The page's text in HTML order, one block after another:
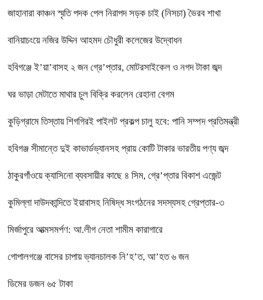
জাহানারা কাঞ্চন স্মৃতি পদক পেল নিরাপদ সড়ক চাই (নিসচা) ভৈরব শাখা
বানিয়াচংয়ে নজির উদ্দিন আহমদ চৌধুরী কলেজের উদ্বোধন
হবিগঞ্জে ই’য়া’বাসহ ২ জন গ্রে’প্তার, মোটরসাইকেল ও নগদ টাকা জব্দ
ঘর ভাড়া মেটাতে মাথার চুল বিক্রি করলেন রেহানা বেগম
কুড়িগ্রামে তিস্তায় শিগগিরই পাইলট প্রকল্প চালু হবে: পানি সম্পদ প্রতিমন্ত্রী
হবিগঞ্জ সীমান্তে দুই কাভার্ডভ্যানসহ প্রায় কোটি টাকার ভারতীয় পণ্য জব্দ
ঠাকুরগাঁওয়ে ক্যাসিনো ব্যবসায়ীর কাছে ৪ সিম, গ্রে’প্তার বিকাশ এজেন্ট
কুমিল্লা দাউদকান্দিতে ইয়াবাসহ নিষিদ্ধ সংগঠনের সদস্যসহ গ্রেপ্তার-৩
মির্জাপুরে আত্মসমর্পণ: আ.লীগ নেতা শামীম কারাগারে
গোপালগঞ্জে বাসের চাপায় ভ্যানচালক নি’হ’ত, আ’হত ৬ জন
ডিমের ডজন ৬৫ টাকা